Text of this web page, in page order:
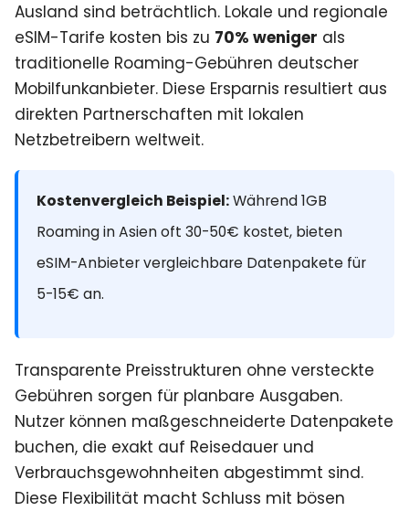
Ausland sind beträchtlich. Lokale und regionale
eSIM-Tarife kosten bis zu 70% weniger als
traditionelle Roaming-Gebühren deutscher
Mobilfunkanbieter. Diese Ersparnis resultiert aus
direkten Partnerschaften mit lokalen
Netzbetreibern weltweit.
Kostenvergleich Beispiel:Während 1GB
Roaming in Asien oft 30-50€ kostet, bieten
eSIM-Anbieter vergleichbare Datenpakete für
5-15€ an.
Transparente Preisstrukturen ohne versteckte
Gebühren sorgen für planbare Ausgaben.
Nutzer können maßgeschneiderte Datenpakete
buchen, die exakt auf Reisedauer und
Verbrauchsgewohnheiten abgestimmt sind.
Diese Flexibilität macht Schluss mit bösen